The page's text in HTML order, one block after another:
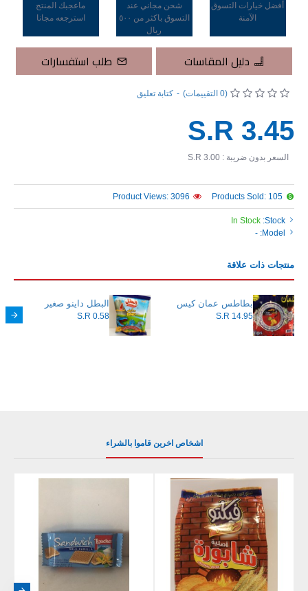
أفضل خيارات التسوق
الآمنة
شحن مجاني عند
التسوق باكثر من ٥٠٠
ريال
ماعجبك المنتج
استرجعه مجانا
دليل المقاسات طلب استفسارات
Stock:
In Stock
Model:
-
Products Sold: 105
Product Views: 3096
(0 التقييمات) - كتابة تعليق
S.R 3.45
السعر بدون ضريبة : S.R 3.00
منتجات ذات علاقة
بطاطس عمان كيس
S.R 14.95
البطل داينو صغير
S.R 0.58
اشخاص اخرين قاموا بالشراء